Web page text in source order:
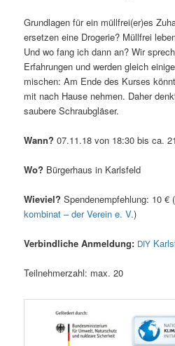
Grund­la­gen für ein müllfrei(er)es
erset­zen eine Dro­ge­rie? Müll­frei
Und wo fang ich dann an? Wir
Erfah­run­gen und wer­den gleich
mischen: Am Ende des Kur­ses
mit nach Hau­se neh­men. Daher
sau­be­re Schraubgläser.
Wann?07.11.18 von 18:30 bis ca.
Wo? Bür­ger­haus in Karlsfeld
Wie­viel? Spen­den­emp­feh­lung: 10 €
kom­bi­nat – der Ver­ein e. V.)
Ver­bind­li­che Anmel­dung: DIY
Teil­neh­mer­zahl: max. 20